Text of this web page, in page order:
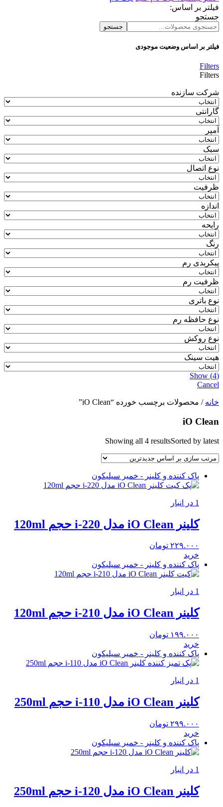
فیلتر بر اساس:
جستجو
جستجو
فیلتر بر اساس وضعیت موجودی
Filters
Filters
شرکت سازنده
گارانتی
آمپر
سبک
نوع اتصال
ظرفیت
اندازه
رایحه
رنگ
پیکربدی رم
ظرفیت رم
نوع باتری
نوع حافظه رم
نوع روکش
هیت سینک
Show (4)
Cancel
خانه / محصولات برچسب خورده “iO Clean”
iO Clean
Showing all 4 resultsSorted by latest
پاک کننده و کلینر - خمیر سیلیکون
1 در انبار
کلینر iO Clean مدل i-220 حجم 120ml
۲۲۹.۰۰۰ تومان
خرید
پاک کننده و کلینر - خمیر سیلیکون
1 در انبار
کلینر iO Clean مدل i-210 حجم 120ml
۱۹۹.۰۰۰ تومان
خرید
پاک کننده و کلینر - خمیر سیلیکون
1 در انبار
کلینر iO Clean مدل i-110 حجم 250ml
۲۹۹.۰۰۰ تومان
خرید
پاک کننده و کلینر - خمیر سیلیکون
1 در انبار
کلینر iO Clean مدل i-120 حجم 250ml